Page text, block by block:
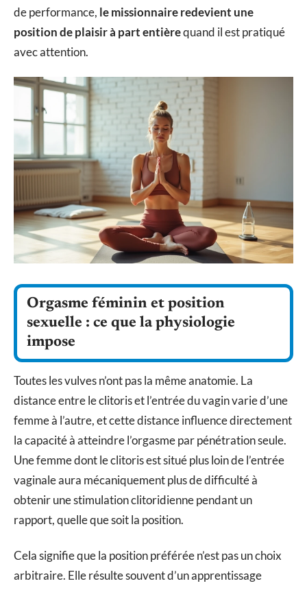
de performance, le missionnaire redevient une
position de plaisir à part entièrequand il est pratiqué
avec attention.
Orgasme féminin et position
sexuelle : ce que la physiologie
impose
Toutes les vulves n’ont pas la même anatomie. La
distance entre le clitoris et l’entrée du vagin varie d’une
femme à l’autre, et cette distance influence directement
la capacité à atteindre l’orgasme par pénétration seule.
Une femme dont le clitoris est situé plus loin de l’entrée
vaginale aura mécaniquement plus de difficulté à
obtenir une stimulation clitoridienne pendant un
rapport, quelle que soit la position.
Cela signifie que la position préférée n’est pas un choix
arbitraire. Elle résulte souvent d’un apprentissage